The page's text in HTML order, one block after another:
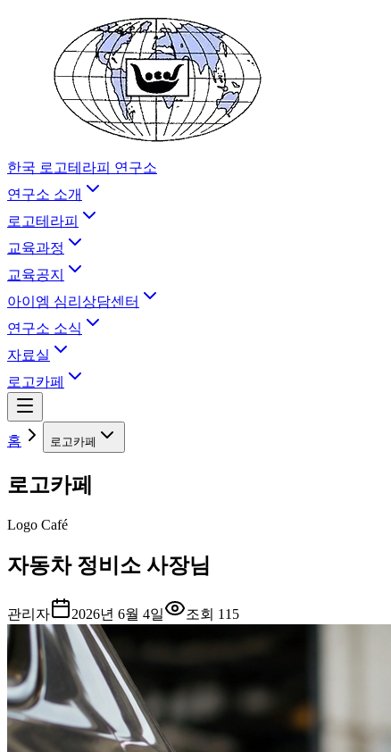
한국 로고테라피 연구소
연구소 소개
로고테라피
교육과정
교육공지
아이엠 심리상담센터
연구소 소식
자료실
로고카페
홈 로고카페
로고카페
Logo Café
자동차 정비소 사장님
관리자 2026년 6월 4일 조회 115